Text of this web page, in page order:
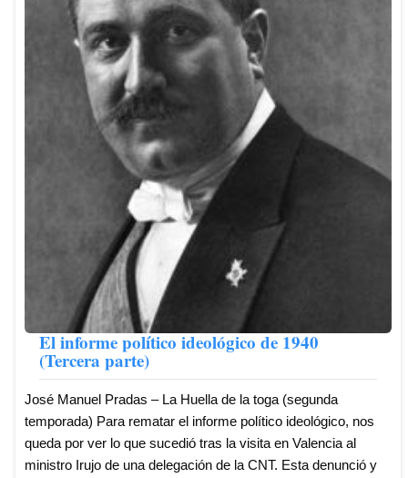
El informe político ideológico de 1940
(Tercera parte)
José Manuel Pradas – La Huella de la toga (segunda
temporada) Para rematar el informe político ideológico, nos
queda por ver lo que sucedió tras la visita en Valencia al
ministro Irujo de una delegación de la CNT. Esta denunció y